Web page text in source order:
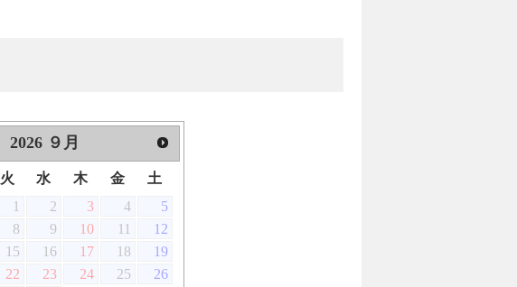
2026 ９月
火 水 木 金
土
1
2 3 4
5
8 9 10 11
12
15 16 17 18
19
22 23 24 25
26